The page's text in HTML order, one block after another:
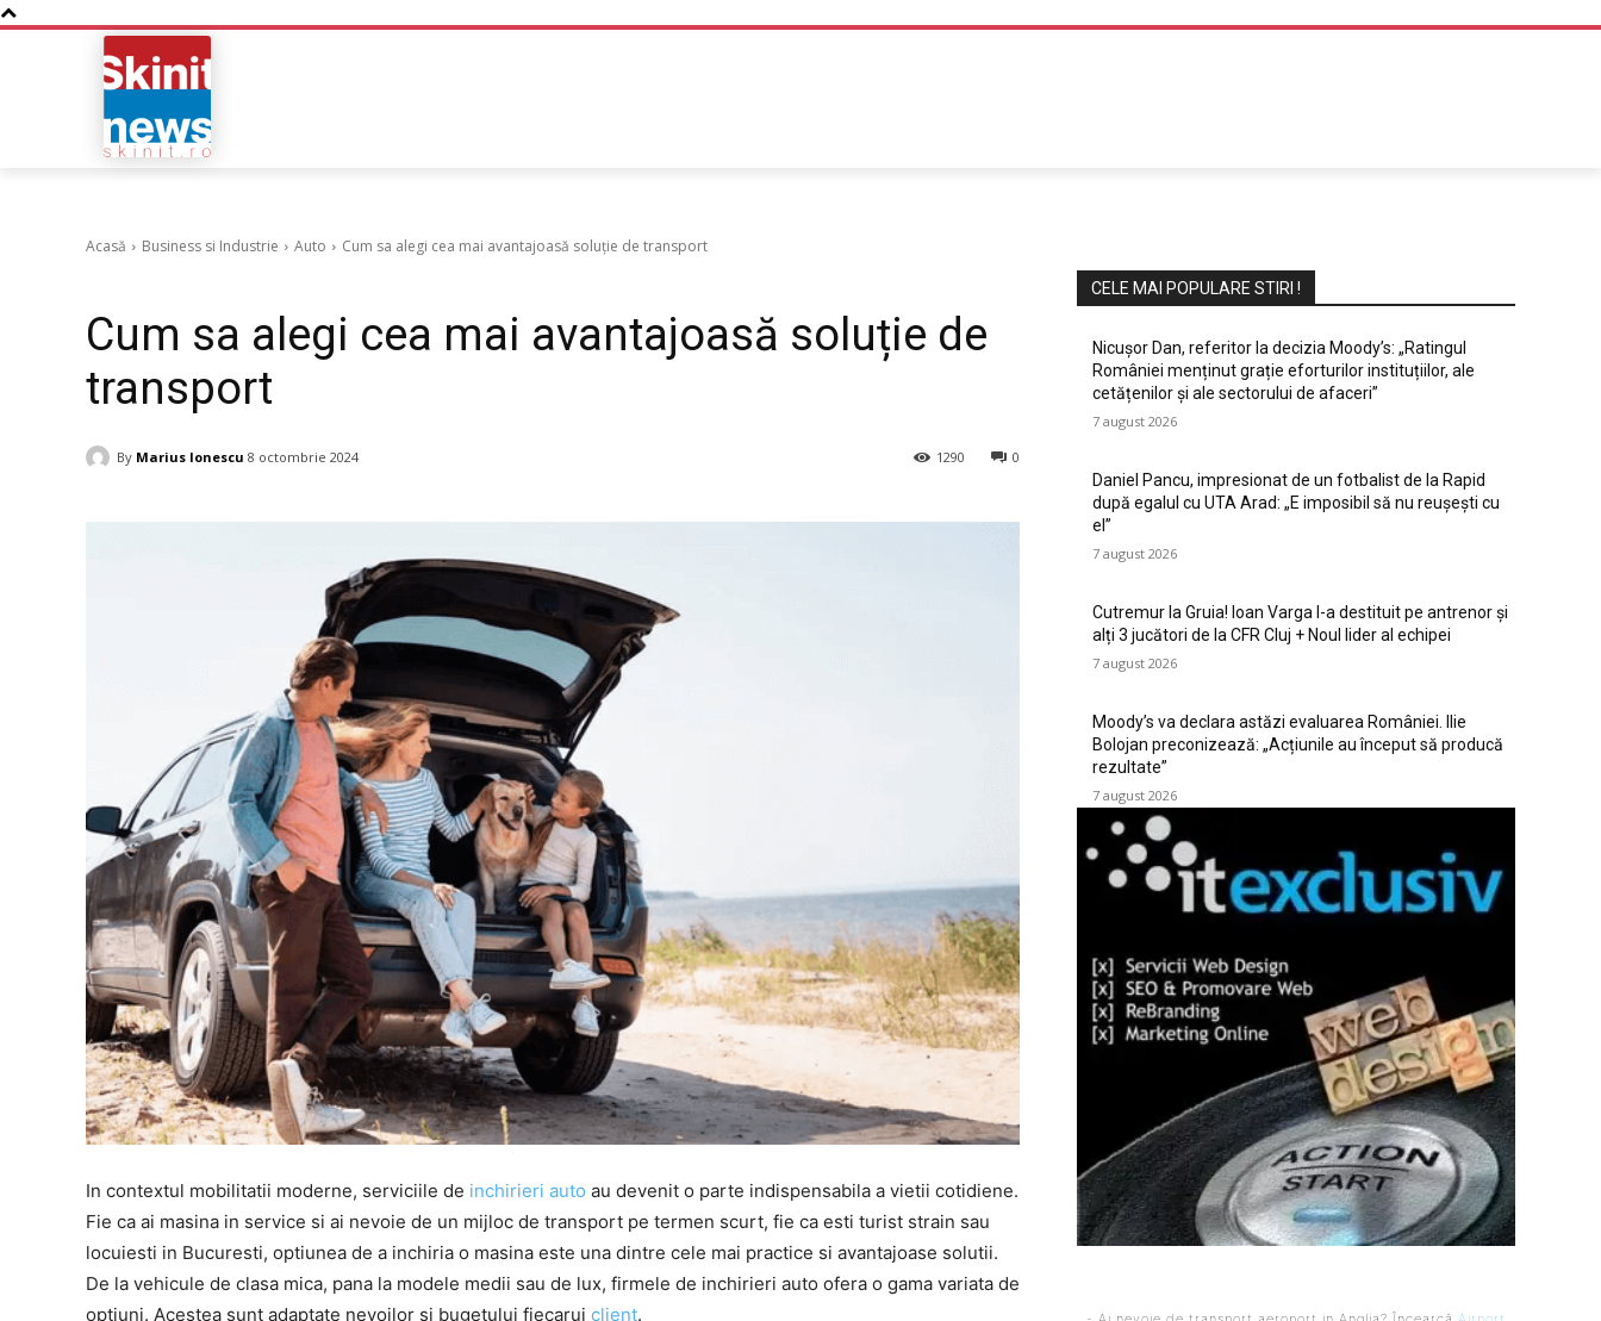
Acasă Business si Industrie Auto Cum sa alegi cea mai avantajoasă soluție de transport
Cum sa alegi cea mai avantajoasă soluție de
transport
By Marius Ionescu 8 octombrie 2024 0
1290
In contextul mobilitatii moderne, serviciile de inchirieri auto au devenit o parte indispensabila a vietii cotidiene.
Fie ca ai masina in service si ai nevoie de un mijloc de transport pe termen scurt, fie ca esti turist strain sau
locuiesti in Bucuresti, optiunea de a inchiria o masina este una dintre cele mai practice si avantajoase solutii.
De la vehicule de clasa mica, pana la modele medii sau de lux, firmele de inchirieri auto ofera o gama variata de
optiuni. Acestea sunt adaptate nevoilor si bugetului fiecarui client.
CELE MAI POPULARE STIRI !
Nicușor Dan, referitor la decizia Moody’s: „Ratingul
României menținut grație eforturilor instituțiilor, ale
cetățenilor și ale sectorului de afaceri”
7 august 2026
Daniel Pancu, impresionat de un fotbalist de la Rapid
după egalul cu UTA Arad: „E imposibil să nu reușești cu
el”
7 august 2026
Cutremur la Gruia! Ioan Varga l-a destituit pe antrenor și
alți 3 jucători de la CFR Cluj + Noul lider al echipei
7 august 2026
Moody’s va declara astăzi evaluarea României. Ilie
Bolojan preconizează: „Acțiunile au început să producă
rezultate”
7 august 2026